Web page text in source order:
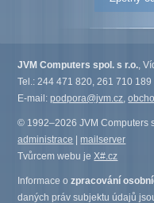
JVM Computers spol. s r.o.,
Tel.: 244 471 820, 261 710 189
E-mail:podpora@jvm.cz,
© 1992–2026 JVM Computers
administrace |mailserver
Tvůrcem webu jeX#.cz
Informace ozpracování
daných práv subjektu údajů